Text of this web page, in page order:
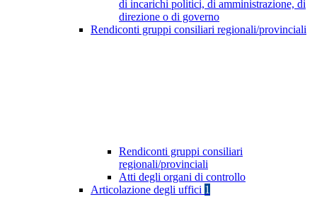
di incarichi politici, di amministrazione, di
direzione o di governo
Rendiconti gruppi consiliari regionali/provinciali
Rendiconti gruppi consiliari
regionali/provinciali
Atti degli organi di controllo
Articolazione degli uffici 1